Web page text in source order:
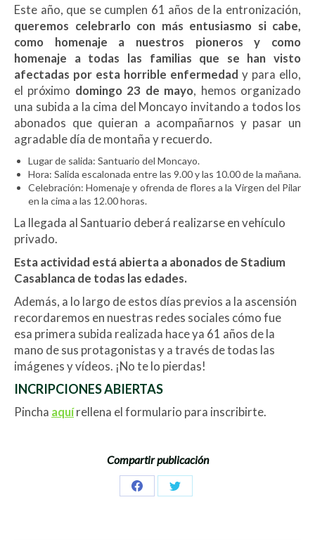
Este año, que se cumplen 61 años de la entronización,
queremos celebrarlo con más entusiasmo si cabe,
como homenaje a nuestros pioneros y como
homenaje a todas las familias que se han visto
afectadas por esta horrible enfermedad y para ello,
el próximo domingo 23 de mayo, hemos organizado
una subida a la cima del Moncayo invitando a todos los
abonados que quieran a acompañarnos y pasar un
agradable día de montaña y recuerdo.
Lugar de salida: Santuario del Moncayo.
Hora: Salida escalonada entre las 9.00 y las 10.00 de la mañana.
Celebración: Homenaje y ofrenda de flores a la Virgen del Pilar
en la cima a las 12.00 horas.
La llegada al Santuario deberá realizarse en vehículo
privado.
Esta actividad está abierta a abonados de Stadium
Casablanca de todas las edades.
Además, a lo largo de estos días previos a la ascensión
recordaremos en nuestras redes sociales cómo fue
esa primera subida realizada hace ya 61 años de la
mano de sus protagonistas y a través de todas las
imágenes y vídeos. ¡No te lo pierdas!
INCRIPCIONES ABIERTAS
Pincha aquírellena el formulario para inscribirte.
Compartir publicación
Share
Share